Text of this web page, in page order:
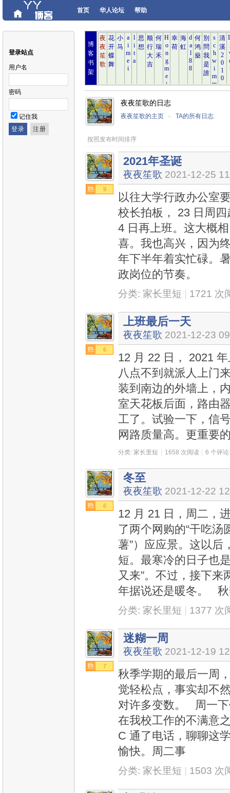
首页 华人论坛 帮助
登录站点
用户名
密码
记住我
博
客
书
架
夜夜笙歌的日志
夜夜笙歌的主页 » TA的所有日志
按照发布时间排序
9
2021年圣诞
夜夜笙歌 2021-12-25
以往大学行政办公室
校长拍板， 23 日周
4 日再上班。这大概
喜。我也高兴，因为
年下半年着实忙碌。
政岗位的节奏。
分类: 家长里短 1721 次
6
上班最后一天
夜夜笙歌 2021-12-23
12 月 22 日， 2021
八点不到就派人上门
装到南边的外墙上，
室天花板后面，路由
工了。试验一下，信
网路质量高。更重要
分类: 家长里短 1658 次阅读 6 个评论
6
冬至
夜夜笙歌 2021-12-22
12 月 21 日，周二，
了两个网购的“干吃汤
薯”）应应景。这以后
短。最寒冷的日子也
又来”。不过，接下
年据说还是暖冬。
分类: 家长里短 1377 次
7
迷糊一周
夜夜笙歌 2021-12-19
秋季学期的最后一周
觉轻松点，事实却不
对许多变数。 周一下
在我校工作的不满意
C 通了电话，聊聊这
愉快。周二事
分类: 家长里短 1503 次